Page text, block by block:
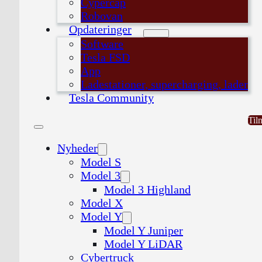
Robovan
Opdateringer
Software
Tesla FSD
App
Ladestationer, supercharging, lader
Tesla Community
Nyheder
Model S
Model 3
Model 3 Highland
Model X
Model Y
Model Y Juniper
Model Y LiDAR
Cybertruck